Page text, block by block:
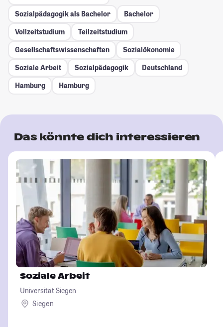
Sozialpädagogik als Bachelor
Bachelor
Vollzeitstudium
Teilzeitstudium
Gesellschafts­wissenschaften
Sozialökonomie
Soziale Arbeit
Sozialpädagogik
Deutschland
Hamburg
Hamburg
Das könnte dich interessieren
Soziale Arbeit
Universität Siegen
Siegen